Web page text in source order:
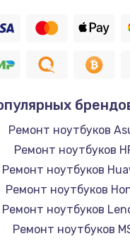
Ремонт ноутбуков
Ремонт ноутбуков
Ремонт ноутбуков
Ремонт ноутбуков
Ремонт ноутбуков
Ремонт ноутбуков